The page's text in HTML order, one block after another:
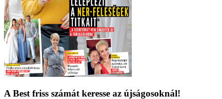
A Best friss számát keresse az újságosoknál!